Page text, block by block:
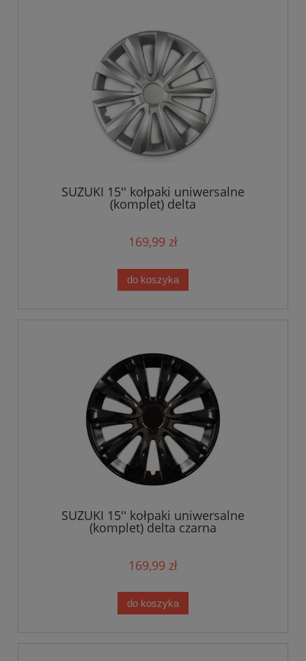
SUZUKI 15'' kołpaki uniwersalne
(komplet) delta
169,99 zł
do koszyka
SUZUKI 15'' kołpaki uniwersalne
(komplet) delta czarna
169,99 zł
do koszyka